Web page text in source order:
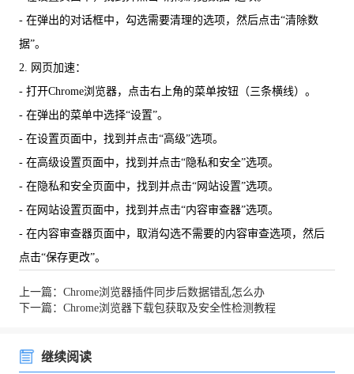
- 在弹出的对话框中，勾选需要清理的选项，然后点击“清除数
据”。
2. 网页加速：
- 打开Chrome浏览器，点击右上角的菜单按钮（三条横线）。
- 在弹出的菜单中选择“设置”。
- 在设置页面中，找到并点击“高级”选项。
- 在高级设置页面中，找到并点击“隐私和安全”选项。
- 在隐私和安全页面中，找到并点击“网站设置”选项。
- 在网站设置页面中，找到并点击“内容审查器”选项。
- 在内容审查器页面中，取消勾选不需要的内容审查选项，然后
点击“保存更改”。
上一篇：Chrome浏览器插件同步后数据错乱怎么办
下一篇：Chrome浏览器下载包获取及安全性检测教程
继续阅读